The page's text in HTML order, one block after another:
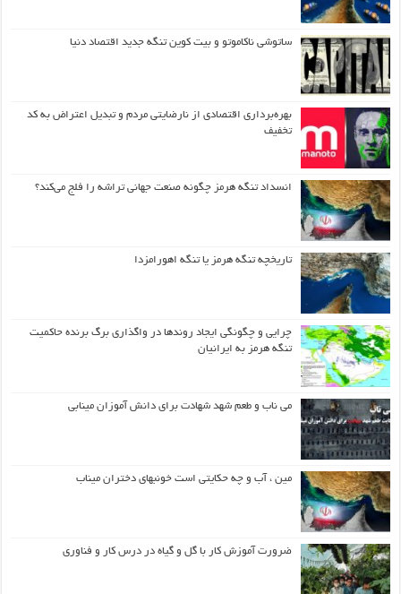
ساتوشی ناکاموتو و بیت کوین تنگه جدید اقتصاد دنیا
بهره‌برداری اقتصادی از نارضایتی مردم و تبدیل اعتراض به کد
تخفیف
انسداد تنگه هرمز چگونه صنعت جهانی تراشه را فلج می‌کند؟
تاریخچه تنگه هرمز یا تنگه اهورامزدا
چرایی و چگونگی ایجاد روندها در واگذاری برگ برنده حاکمیت
تنگه هرمز به ایرانیان
می ناب و طعم شهد شهادت برای دانش آموزان مینابی
مین ، آب و چه حکایتی است خونبهای دختران میناب
ضرورت آموزش کار با گل و گیاه در درس کار و فناوری